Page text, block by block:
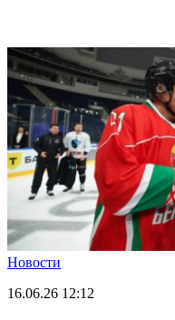
Новости
16.06.26 12:12